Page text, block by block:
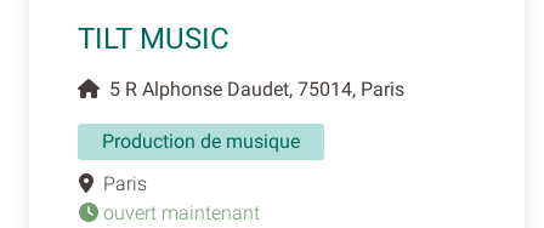
TILT MUSIC
5 R Alphonse Daudet, 75014, Paris
Production de musique
Paris
ouvert maintenant